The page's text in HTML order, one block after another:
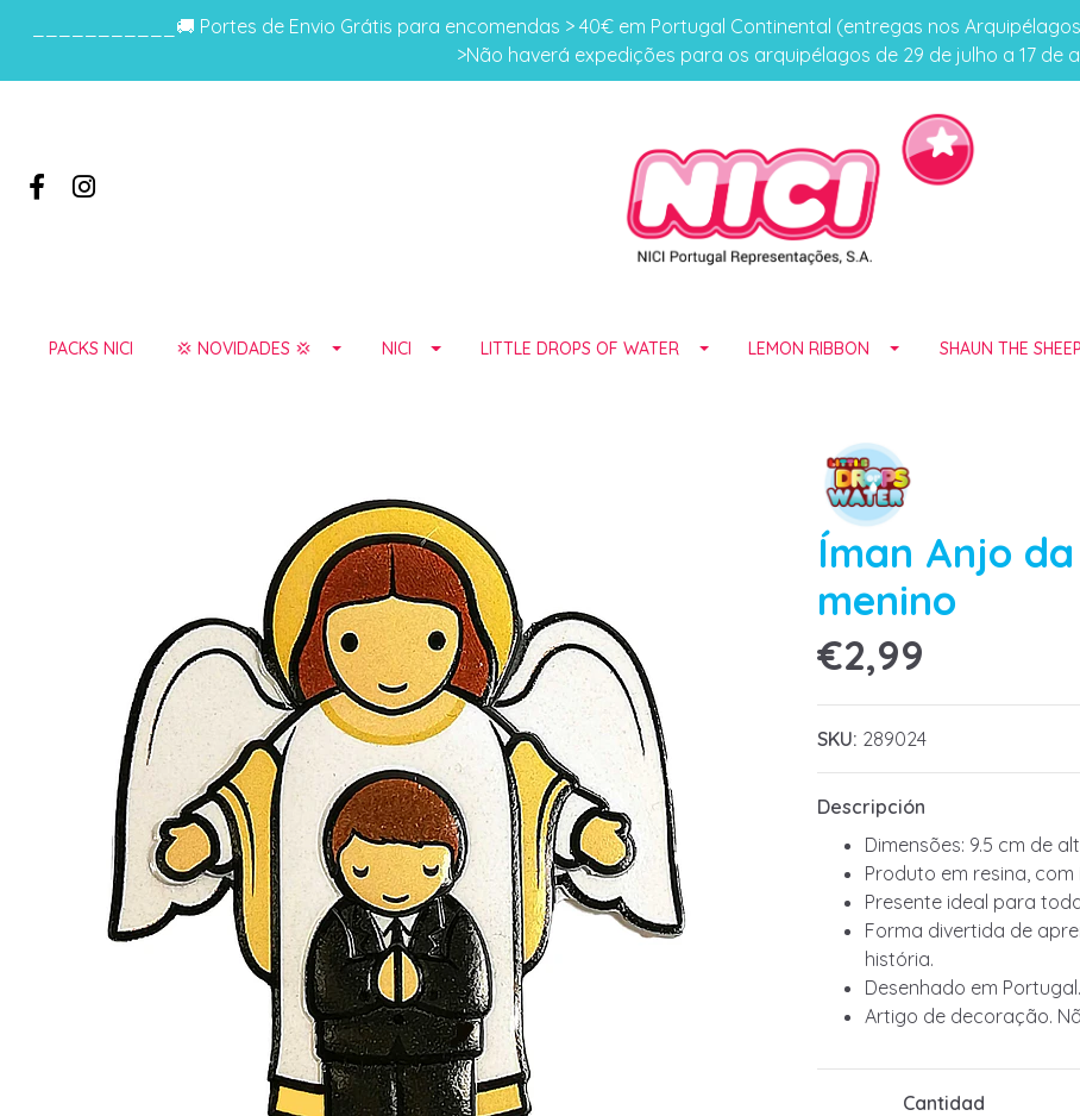
___________🚚 Portes de Envio Grátis para encomendas > 40€ em Portugal Continental (entregas nos
>Não haverá expedições para os arquipélagos de 29 de julho a 17 de
PACKS NICI 💢 NOVIDADES 💢 NICI LITTLE DROPS OF WATER LEMON RIBBON SHAUN THE SHEEP
Íman Anjo
menino
€2,99
SKU: 289024
Descripción
Dimensões: 9.5 cm de
Produto em resina, com
Presente ideal para
Forma divertida de
história.
Desenhado em Portugal.
Artigo de decoração.
Cantidad